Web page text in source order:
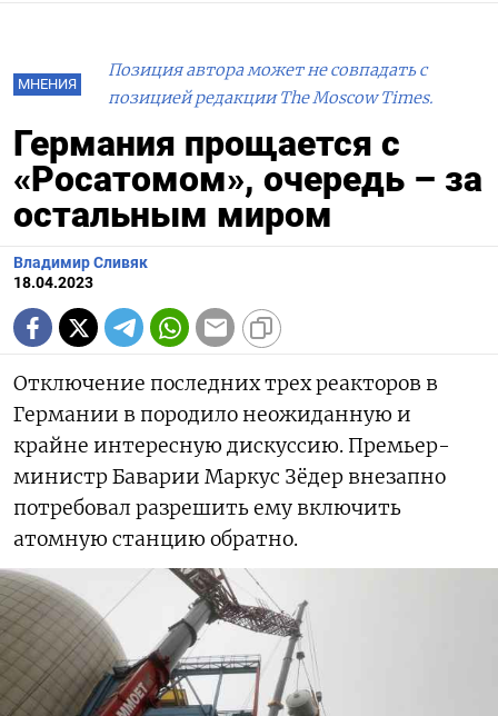
МНЕНИЯ
Позиция автора может не совпадать с
позицией редакции The Moscow Times.
Германия прощается с
«Росатомом», очередь – за
остальным миром
Владимир Сливяк
18.04.2023
Отключение последних трех реакторов в
Германии в породило неожиданную и
крайне интересную дискуссию. Премьер-
министр Баварии Маркус Зёдер внезапно
потребовал разрешить ему включить
атомную станцию обратно.